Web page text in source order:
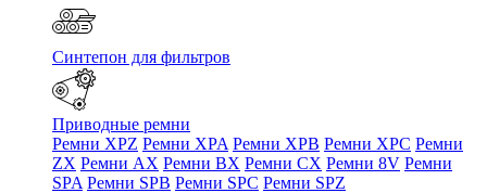
Синтепон для фильтров
Приводные ремни
Ремни XPZ Ремни XPA Ремни XPB Ремни XPC Ремни
ZX Ремни AX Ремни BX Ремни CX Ремни 8V Ремни
SPA Ремни SPB Ремни SPC Ремни SPZ